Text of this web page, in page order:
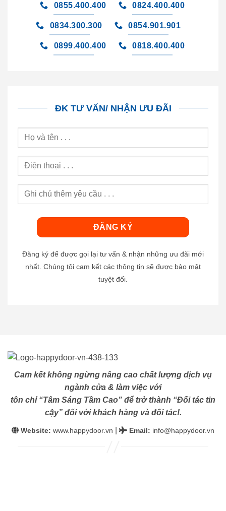
0855.400.400 0824.400.400
0834.300.300 0854.901.901
0899.400.400 0818.400.400
ĐK TƯ VẤN/ NHẬN ƯU ĐÃI
Đăng ký để được gọi lại tư vấn & nhận những ưu đãi mới
nhất. Chúng tôi cam kết các thông tin sẽ được bảo mật
tuyệt đối.
Cam kết không ngừng nâng cao chất lượng dịch vụ
ngành cửa & làm việc với
tôn chỉ “Tâm Sáng Tầm Cao” để trở thành “Đối tác tin
cậy” đối với khách hàng và đối tác!.
Website: www.happydoor.vn Email: info@happydoor.vn